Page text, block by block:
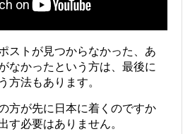
ストが見つからなかった、あ
なかったという方は、最後に
方法もあります。
方が先に日本に着くのですか
す必要はありません。